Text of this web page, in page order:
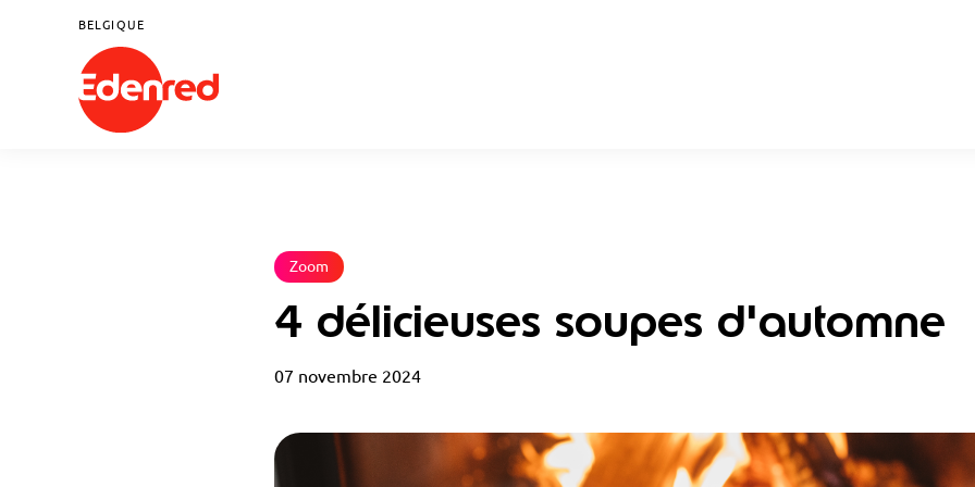
BELGIQUE
Zoom
4 délicieuses soupes d'automne
07 novembre 2024